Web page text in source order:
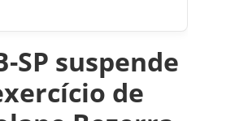
SP suspende
de